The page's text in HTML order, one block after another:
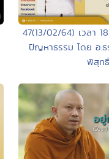
47(13/02/64) เวลา
ปัญหาธรรม โดย อ.ธ
พิสุทธิ์